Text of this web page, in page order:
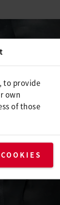
to provide
own
of those